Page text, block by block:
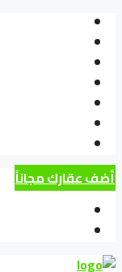
أضف عقارك مجاناً